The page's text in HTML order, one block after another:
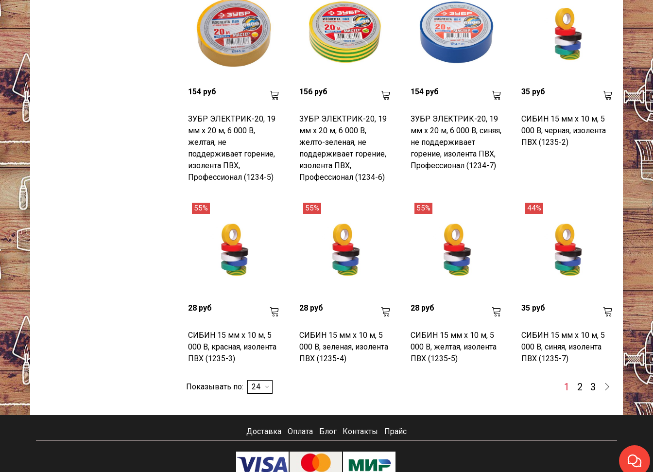
154 руб
ЗУБР ЭЛЕКТРИК-20, 19
мм х 20 м, 6 000 В,
желтая, не
поддерживает горение,
изолента ПВХ,
Профессионал (1234-5)
156 руб
ЗУБР ЭЛЕКТРИК-20, 19
мм х 20 м, 6 000 В,
желто-зеленая, не
поддерживает горение,
изолента ПВХ,
Профессионал (1234-6)
154 руб
ЗУБР ЭЛЕКТРИК-20, 19
мм х 20 м, 6 000 В, синяя,
не поддерживает
горение, изолента ПВХ,
Профессионал (1234-7)
35 руб
СИБИН 15 мм х 10 м, 5
000 В, черная, изолента
ПВХ (1235-2)
55%
28 руб
СИБИН 15 мм х 10 м, 5
000 В, красная, изолента
ПВХ (1235-3)
55%
28 руб
СИБИН 15 мм х 10 м, 5
000 В, зеленая, изолента
ПВХ (1235-4)
55%
28 руб
СИБИН 15 мм х 10 м, 5
000 В, желтая, изолента
ПВХ (1235-5)
44%
35 руб
СИБИН 15 мм х 10 м, 5
000 В, синяя, изолента
ПВХ (1235-7)
Показывать по: 1 2 3
Доставка Оплата Блог Контакты Прайс